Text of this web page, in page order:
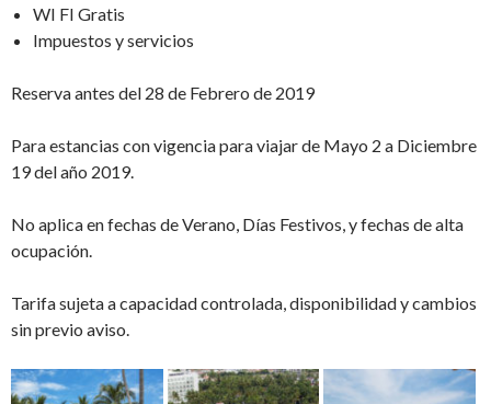
WI FI Gratis
Impuestos y servicios
Reserva antes del 28 de Febrero de 2019
Para estancias con vigencia para viajar de Mayo 2 a Diciembre
19 del año 2019.
No aplica en fechas de Verano, Días Festivos, y fechas de alta
ocupación.
Tarifa sujeta a capacidad controlada, disponibilidad y cambios
sin previo aviso.